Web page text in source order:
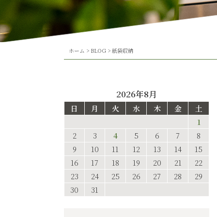
ホーム > BLOG>紙袋収納
2026年8月
日 月 火 水 木 金
土
1
2
3 4 5 6 7
8
9
10 11 12 13 14
15
16
17 18 19 20 21
22
23
24 25 26 27 28
29
30
31